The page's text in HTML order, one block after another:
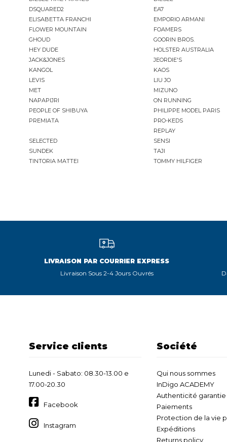
DSQUARED2
EA7
ELISABETTA FRANCHI
EMPORIO ARMANI
FLOWER MOUNTAIN
FOAMERS
GHOUD
GOORIN BROS.
HEY DUDE
HOLSTER AUSTRALIA
JACK&JONES
JEORDIE'S
KANGOL
KAOS
LEVIS
LIU JO
MET
MIZUNO
NAPAPIJRI
ON RUNNING
PEOPLE OF SHIBUYA
PHILIPPE MODEL PARIS
PREMIATA
PRO-KEDS
REPLAY
SELECTED
SENSI
SUNDEK
TAJI
TINTORIA MATTEI
TOMMY HILFIGER
LIVRAISON PAR COURRIER EXPRESS
Livraison Sous 2-4 Jours Ouvrés
Service clients
Lunedi - Sabato: 08.30-13.00 e
17.00-20.30
Facebook
Instagram
Société
Qui nous sommes
InDigo ACADEMY
Authenticité garantie
Paiements
Protection de la vie
Expéditions
Returns policy